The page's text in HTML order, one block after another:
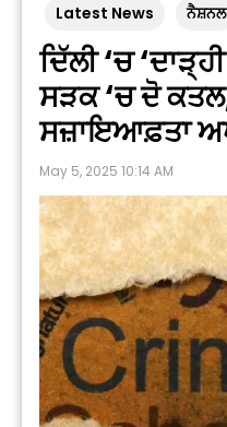
Latest News ਨੈਸ਼ਨਲ
ਦਿੱਲੀ ‘ਚ
ਸੜਕ ‘ਚ ਦੋ
ਸਜ਼ਾਇਆਫ਼ਤਾ
May 5, 2025 10:14 AM